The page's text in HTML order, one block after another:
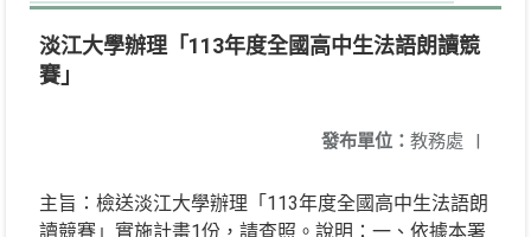
淡江大學辦理「113年度全國高中生法語朗讀競
賽」
發布單位： 教務處 |
主旨：檢送淡江大學辦理「113年度全國高中生法語朗
讀競賽」實施計畫1份，請查照。說明：一、依據本署